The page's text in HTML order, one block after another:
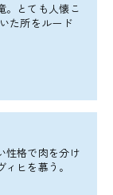
。とても人懐こ
た所をルード
性格で肉を分け
ヒを慕う。